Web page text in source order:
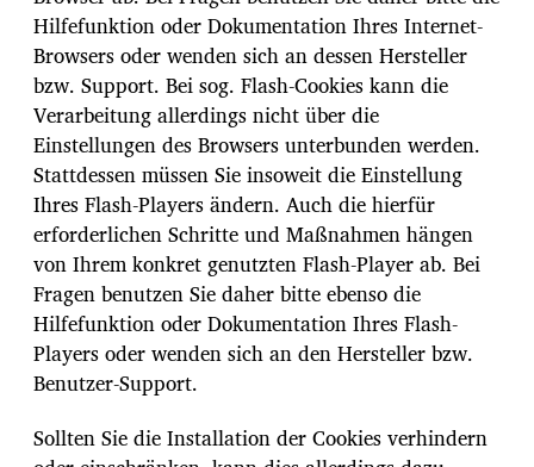
Hilfefunktion oder Dokumentation Ihres Internet-
Browsers oder wenden sich an dessen Hersteller
bzw. Support. Bei sog. Flash-Cookies kann die
Verarbeitung allerdings nicht über die
Einstellungen des Browsers unterbunden werden.
Stattdessen müssen Sie insoweit die Einstellung
Ihres Flash-Players ändern. Auch die hierfür
erforderlichen Schritte und Maßnahmen hängen
von Ihrem konkret genutzten Flash-Player ab. Bei
Fragen benutzen Sie daher bitte ebenso die
Hilfefunktion oder Dokumentation Ihres Flash-
Players oder wenden sich an den Hersteller bzw.
Benutzer-Support.
Sollten Sie die Installation der Cookies verhindern